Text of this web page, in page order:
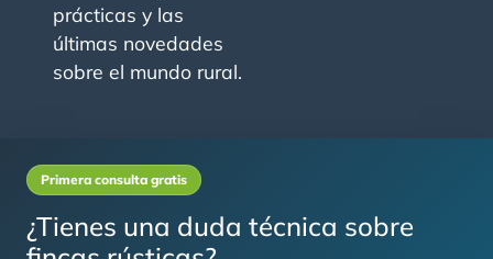
prácticas y las
últimas novedades
sobre el mundo rural.
Primera consulta gratis
¿Tienes una duda técnica sobre